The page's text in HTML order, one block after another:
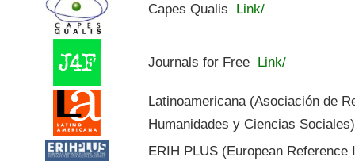
Capes Qualis Link/
Journals for Free Link/
Latinoamericana (Asociación de
Humanidades y Ciencias Sociales)
ERIH PLUS (European